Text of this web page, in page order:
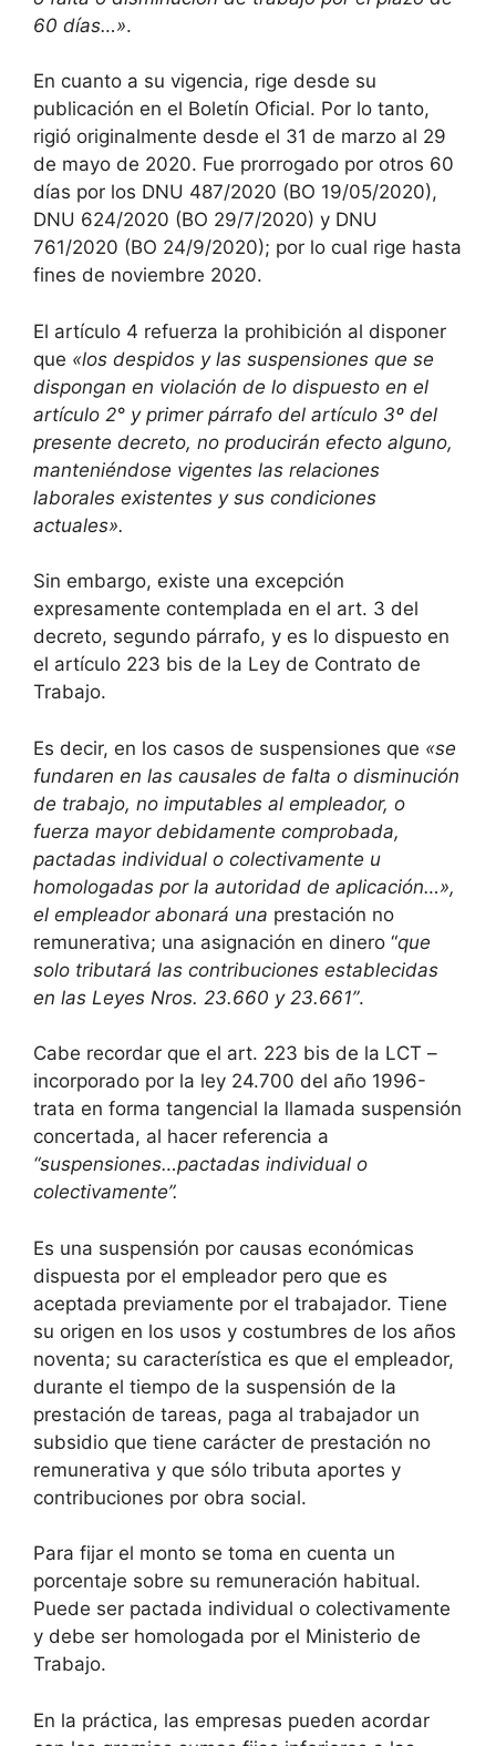
60 días…».
En cuanto a su vigencia, rige desde su
publicación en el Boletín Oficial. Por lo tanto,
rigió originalmente desde el 31 de marzo al 29
de mayo de 2020. Fue prorrogado por otros 60
días por los DNU 487/2020 (BO 19/05/2020),
DNU 624/2020 (BO 29/7/2020) y DNU
761/2020 (BO 24/9/2020); por lo cual rige hasta
fines de noviembre 2020.
El artículo 4 refuerza la prohibición al disponer
que «los despidos y las suspensiones que se
dispongan en violación de lo dispuesto en el
artículo 2° y primer párrafo del artículo 3º del
presente decreto, no producirán efecto alguno,
manteniéndose vigentes las relaciones
laborales existentes y sus condiciones
actuales».
Sin embargo, existe una excepción
expresamente contemplada en el art. 3 del
decreto, segundo párrafo, y es lo dispuesto en
el artículo 223 bis de la Ley de Contrato de
Trabajo.
Es decir, en los casos de suspensiones que «se
fundaren en las causales de falta o disminución
de trabajo, no imputables al empleador, o
fuerza mayor debidamente comprobada,
pactadas individual o colectivamente u
homologadas por la autoridad de aplicación…»,
el empleador abonará una prestación no
remunerativa; una asignación en dinero “que
solo tributará las contribuciones establecidas
en las Leyes Nros. 23.660 y 23.661”.
Cabe recordar que el art. 223 bis de la LCT –
incorporado por la ley 24.700 del año 1996-
trata en forma tangencial la llamada suspensión
concertada, al hacer referencia a
“suspensiones…pactadas individual o
colectivamente”.
Es una suspensión por causas económicas
dispuesta por el empleador pero que es
aceptada previamente por el trabajador. Tiene
su origen en los usos y costumbres de los años
noventa; su característica es que el empleador,
durante el tiempo de la suspensión de la
prestación de tareas, paga al trabajador un
subsidio que tiene carácter de prestación no
remunerativa y que sólo tributa aportes y
contribuciones por obra social.
Para fijar el monto se toma en cuenta un
porcentaje sobre su remuneración habitual.
Puede ser pactada individual o colectivamente
y debe ser homologada por el Ministerio de
Trabajo.
En la práctica, las empresas pueden acordar